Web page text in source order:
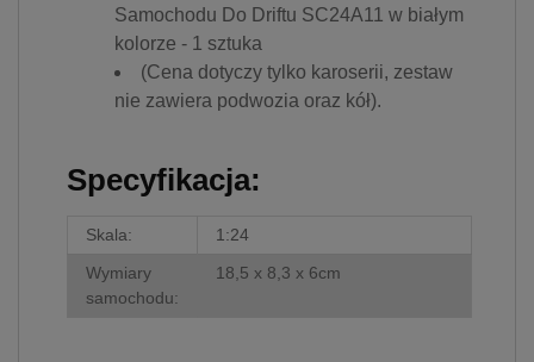
Samochodu Do Driftu SC24A11 w białym
kolorze - 1 sztuka
(Cena dotyczy tylko karoserii, zestaw
nie zawiera podwozia oraz kół).
Specyfikacja:
Skala:
1:24
Wymiary
samochodu:
18,5 x 8,3 x 6cm